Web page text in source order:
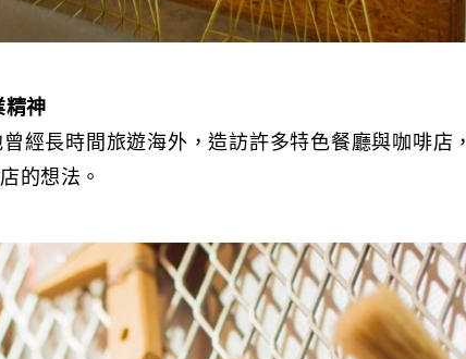
精神
經長時間旅遊海外，造訪許多特色餐廳與咖啡店，
的想法。